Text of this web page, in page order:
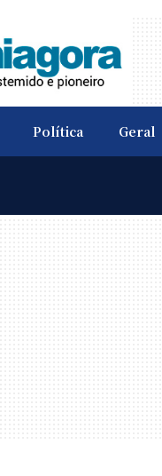
Política Geral